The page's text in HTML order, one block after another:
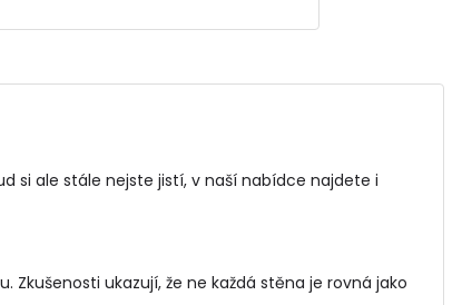
si ale stále nejste jistí, v naší nabídce najdete i
ukazují, že ne každá stěna je rovná jako